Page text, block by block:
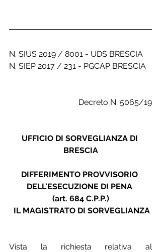
N. SIUS 2019 / 8001 - UDS BRESCIA
N. SIEP 2017 / 231 - PGCAP BRESCIA
Decreto N. 5065/19
UFFICIO DI SORVEGLIANZA DI
BRESCIA
DIFFERIMENTO PROVVISORIO
DELL'ESECUZIONE DI PENA
(art. 684 C.P.P.)
IL MAGISTRATO DI SORVEGLIANZA
Vista la richiesta relativa al